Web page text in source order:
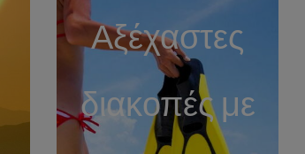
Αξέχαστες
διακοπές με